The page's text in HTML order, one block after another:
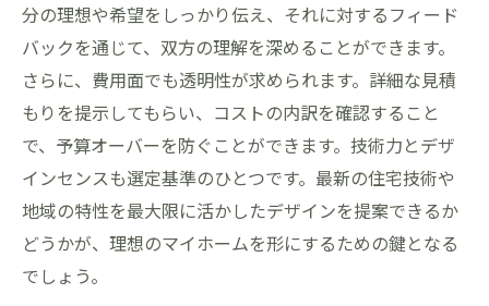
自然災害に備えた工務店選び
自然環境を守るエコフレンドリーな選択肢
大牟田市の気候風土に適した建材選び
地域の環境に配慮した設計の注意点
暮らしやすさを考慮した立地選びの重要性
長期的視野に立った工務店選びのポイント
福岡県大牟田市で始めるマイホーム実現への道
分の理想や希望をしっかり伝え、それに対するフィード
バックを通じて、双方の理解を深めることができます。
さらに、費用面でも透明性が求められます。詳細な見積
もりを提示してもらい、コストの内訳を確認すること
で、予算オーバーを防ぐことができます。技術力とデザ
インセンスも選定基準のひとつです。最新の住宅技術や
地域の特性を最大限に活かしたデザインを提案できるか
どうかが、理想のマイホームを形にするための鍵となる
でしょう。